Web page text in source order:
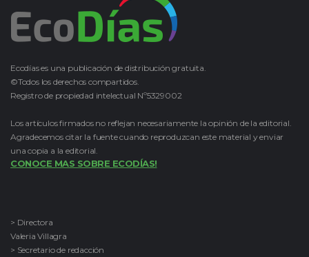
Ecodías es una publicación de distribución gratuita.
©Todos los derechos compartidos.
Registro de propiedad intelectual Nº5329002
Los artículos firmados no reflejan necesariamente la opinión de la editorial.
Agradecemos citar la fuente cuando reproduzcan este material y enviar
una copia a la editorial.
CONOCE MAS SOBRE ECODÍAS!
> Directora
Valeria Villagra
> Secretario de redacción